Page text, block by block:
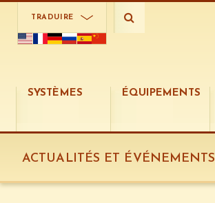
TRADUIRE
SYSTÈMES ÉQUIPEMENTS
ACTUALITÉS ET ÉVÉNEMENTS